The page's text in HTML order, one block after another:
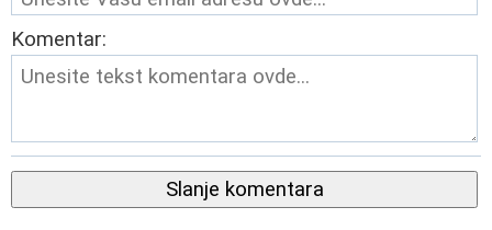
Komentar:
Slanje komentara